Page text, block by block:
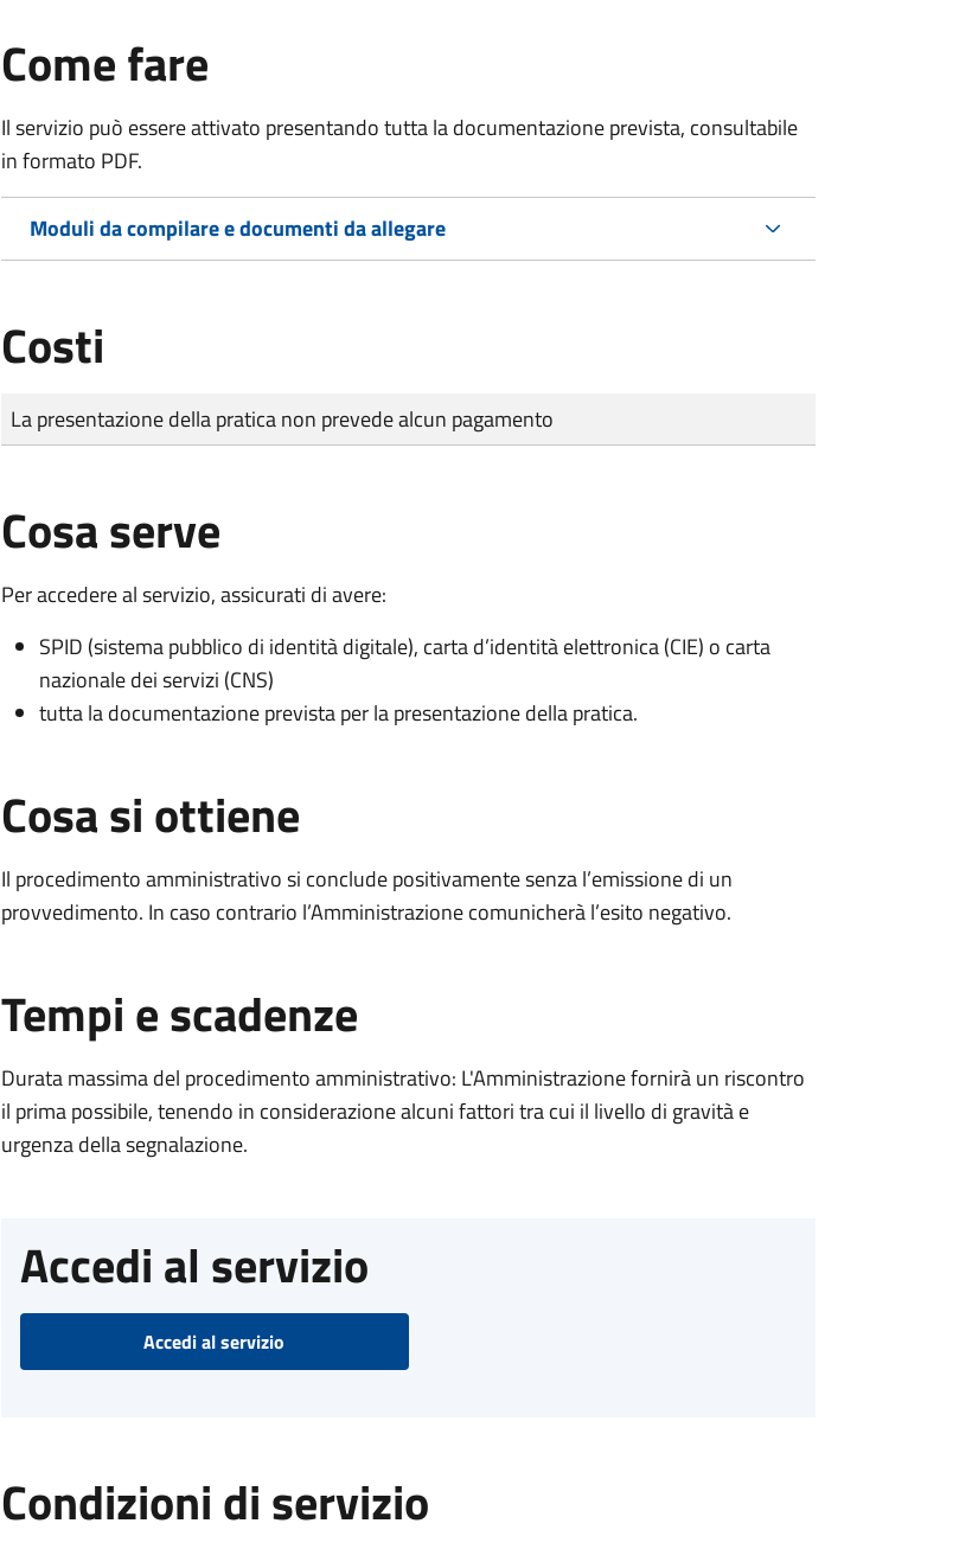
Come fare
Il servizio può essere attivato presentando tutta la documentazione prevista, consultabile
in formato PDF.
Moduli da compilare e documenti da allegare
Costi
Tipo di pagamento
Importo
La presentazione della pratica non prevede alcun pagamento
Cosa serve
Per accedere al servizio, assicurati di avere:
SPID (sistema pubblico di identità digitale), carta d’identità elettronica (CIE) o carta
nazionale dei servizi (CNS)
tutta la documentazione prevista per la presentazione della pratica.
Cosa si ottiene
Il procedimento amministrativo si conclude positivamente senza l’emissione di un
provvedimento. In caso contrario l’Amministrazione comunicherà l’esito negativo.
Tempi e scadenze
Durata massima del procedimento amministrativo: L'Amministrazione fornirà un riscontro
il prima possibile, tenendo in considerazione alcuni fattori tra cui il livello di gravità e
urgenza della segnalazione.
Accedi al servizio
Accedi al servizio
Condizioni di servizio